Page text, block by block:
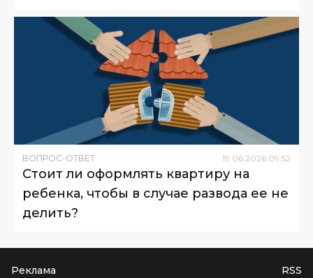
ВОПРОС-ОТВЕТ 19.06.2026 09:52
Стоит ли оформлять квартиру на
ребенка, чтобы в случае развода ее не
делить?
Реклама RSS